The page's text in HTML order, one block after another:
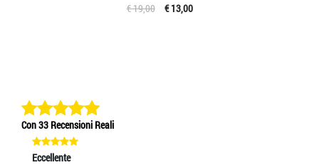
€ 19,00 € 13,00
Con 33 Recensioni Reali
Eccellente
Eccellente